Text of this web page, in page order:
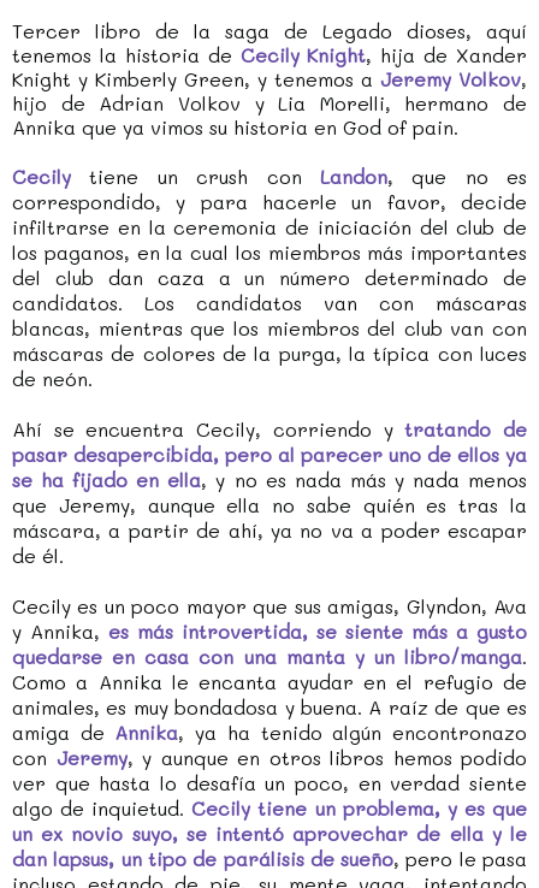
Tercer libro de la saga de Legado dioses, aquí
tenemos la historia de Cecily Knight, hija de Xander
Knight y Kimberly Green, y tenemos a Jeremy Volkov,
hijo de Adrian Volkov y Lia Morelli, hermano de
Annika que ya vimos su historia en God of pain.
Cecily tiene un crush con Landon, que no es
correspondido, y para hacerle un favor, decide
infiltrarse en la ceremonia de iniciación del club de
los paganos, en la cual los miembros más importantes
del club dan caza a un número determinado de
candidatos. Los candidatos van con máscaras
blancas, mientras que los miembros del club van con
máscaras de colores de la purga, la típica con luces
de neón.
Ahí se encuentra Cecily, corriendo ytratando de
pasar desapercibida, pero al parecer uno de ellos ya
se ha fijado en ella, y no es nada más y nada menos
que Jeremy, aunque ella no sabe quién es tras la
máscara, a partir de ahí, ya no va a poder escapar
de él.
Cecily es un poco mayor que sus amigas, Glyndon, Ava
y Annika, es más introvertida, se siente más a gusto
quedarse en casa con una manta y un libro/manga.
Como a Annika le encanta ayudar en el refugio de
animales, es muy bondadosa y buena. A raíz de que es
amiga de Annika, ya ha tenido algún encontronazo
con Jeremy, y aunque en otros libros hemos podido
ver que hasta lo desafía un poco, en verdad siente
algo de inquietud.Cecily tiene un problema, y es que
un ex novio suyo, se intentó aprovechar de ella y le
dan lapsus, un tipo de parálisis de sueño, pero le pasa